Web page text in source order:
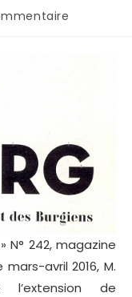
» N° 242, magazine
avril 2016, M.
de